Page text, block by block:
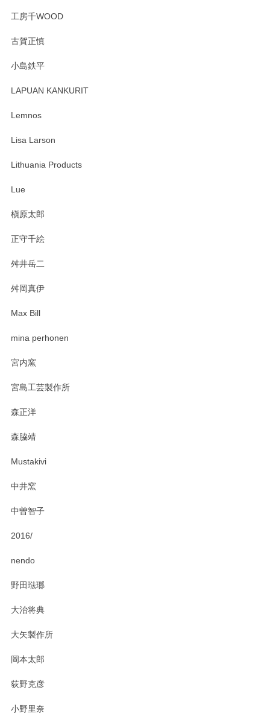
す。 素敵な湯呑みでとても気に入りました。 発送も早く、
たm(_)m
います。無事に届いたようで安心いたしまし
おかけしました。 ありがとうございます。
工房千WOOD
古賀正慎
小島鉄平
LAPUAN KANKURIT
Lemnos
Lisa Larson
Lithuania Products
Lue
槇原太郎
正守千絵
舛井岳二
舛岡真伊
Max Bill
mina perhonen
宮内窯
宮島工芸製作所
森正洋
森脇靖
Mustakivi
中井窯
中曽智子
2016/
nendo
野田琺瑯
大治将典
大矢製作所
岡本太郎
荻野克彦
小野里奈